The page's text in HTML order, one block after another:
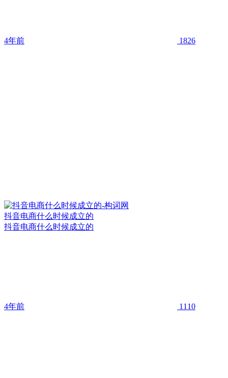
4年前 1826
抖音电商什么时候成立的
抖音电商什么时候成立的
4年前 1110